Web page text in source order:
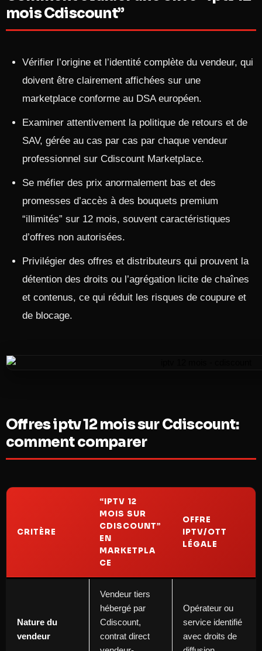
mois Cdiscount”
Vérifier l’origine et l’identité complète du vendeur, qui
doivent être clairement affichées sur une
marketplace conforme au DSA européen.
Examiner attentivement la politique de retours et de
SAV, gérée au cas par cas par chaque vendeur
professionnel sur Cdiscount Marketplace.
Se méfier des prix anormalement bas et des
promesses d’accès à des bouquets premium
“illimités” sur 12 mois, souvent caractéristiques
d’offres non autorisées.
Privilégier des offres et distributeurs qui prouvent la
détention des droits ou l’agrégation licite de chaînes
et contenus, ce qui réduit les risques de coupure et
de blocage.
Offres iptv 12 mois sur Cdiscount:
comment comparer
CRITÈRE
“IPTV 12
MOIS SUR
CDISCOUNT”
EN
MARKETPLA
CE
OFFRE
IPTV/OTT
LÉGALE
Nature du
vendeur
Vendeur tiers
hébergé par
Cdiscount,
contrat direct
Opérateur ou
service identifié
avec droits de